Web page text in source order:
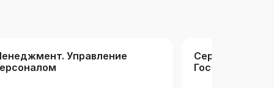
Управление
Сервис и
Гостиничное